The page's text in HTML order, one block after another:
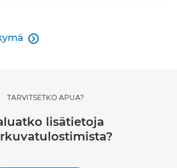

TARVITSETKO APUA?
lisätietoja